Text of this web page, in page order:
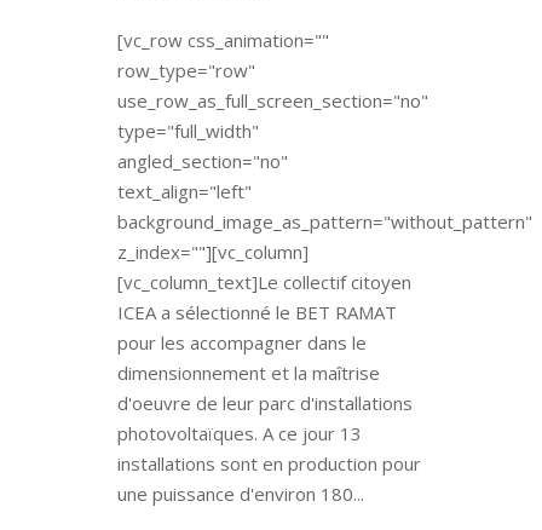
[vc_row css_animation=""
row_type="row"
use_row_as_full_screen_section="no"
type="full_width"
angled_section="no"
text_align="left"
background_image_as_pattern="without_pattern"
z_index=""][vc_column]
[vc_column_text]Le collectif citoyen
ICEA a sélectionné le BET RAMAT
pour les accompagner dans le
dimensionnement et la maîtrise
d'oeuvre de leur parc d'installations
photovoltaïques. A ce jour 13
installations sont en production pour
une puissance d'environ 180...